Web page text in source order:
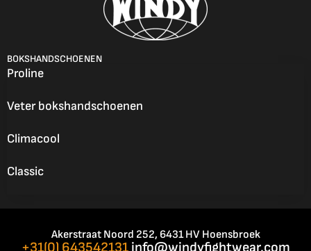
BOKSHANDSCHOENEN
Proline
Veter bokshandschoenen
Climacool
Classic
Akerstraat Noord 252, 6431 HV Hoensbroek
+31(0) 643542131info@windyfightwear.com